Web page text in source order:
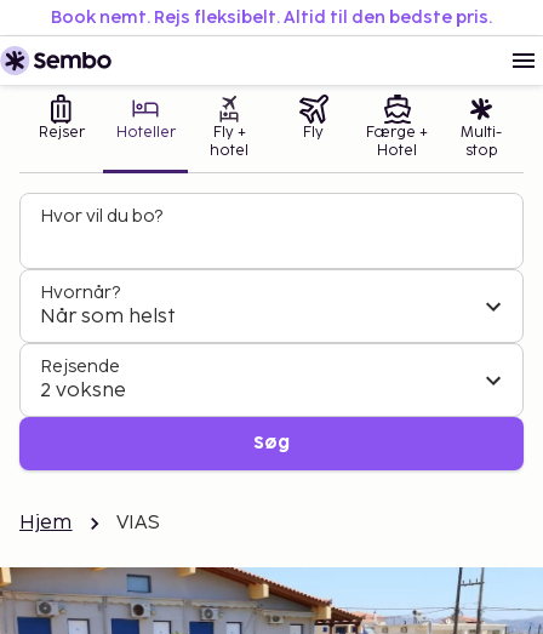
Book nemt. Rejs fleksibelt. Altid til den bedste pris.
Rejser Hoteller
Fly +
hotel
Fly
Færge +
Hotel
Multi-
stop
Hvor vil du bo?
Hvornår?
Når som helst
Rejsende
2 voksne
Søg
Hjem VIAS